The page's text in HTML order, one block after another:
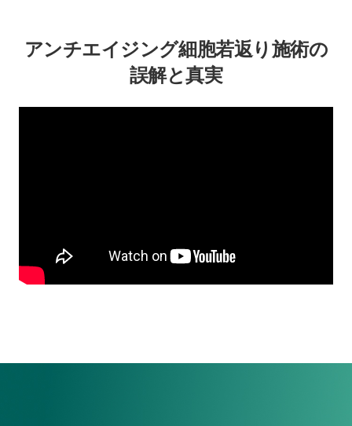
アンチエイジング細胞若返り施術の
誤解と真実